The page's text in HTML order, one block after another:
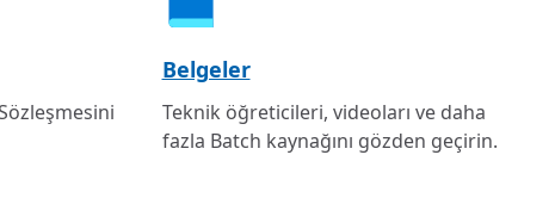
Belgeler
Teknik öğreticileri, videoları ve daha
fazla Batch kaynağını gözden geçirin.